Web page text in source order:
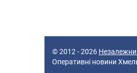
© 2012 - 2026
Оперативні новини